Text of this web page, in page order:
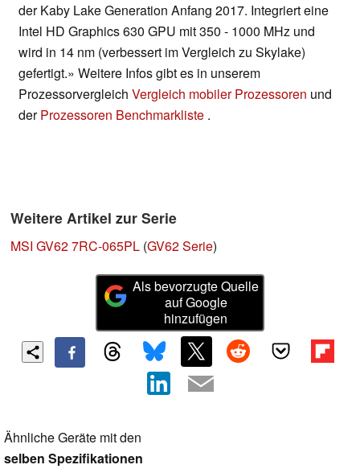
der Kaby Lake Generation Anfang 2017. Integriert eine
Intel HD Graphics 630 GPU mit 350 - 1000 MHz und
wird in 14 nm (verbessert im Vergleich zu Skylake)
gefertigt.» Weitere Infos gibt es in unserem
Prozessorvergleich Vergleich mobiler Prozessoren und
derProzessoren Benchmarkliste .
Weitere Artikel zur Serie
MSI GV62 7RC-065PL (GV62 Serie)
Als bevorzugte Quelle
auf Google
hinzufügen
Ähnliche Geräte mit den
selben Spezifikationen